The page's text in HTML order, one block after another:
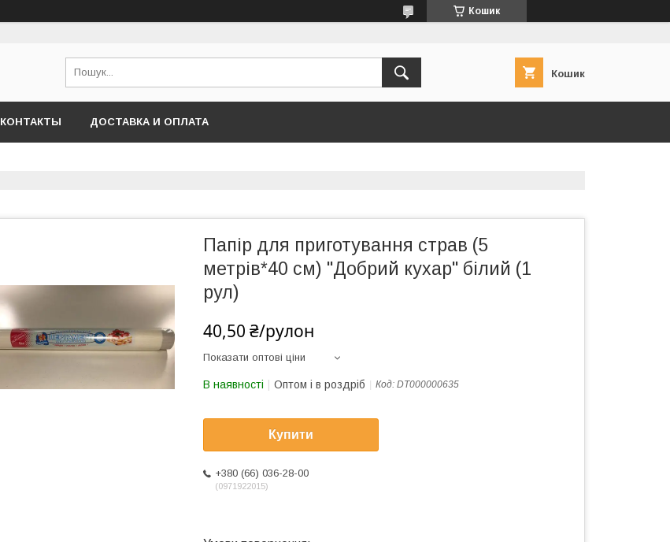
Кошик
Кошик
КОНТАКТЫ ДОСТАВКА И ОПЛАТА
Папір для приготування страв (5
метрів*40 см) "Добрий кухар" білий (1
рул)
40,50 ₴/рулон
Показати оптові ціни
В наявності Оптом і в роздріб Код: DT000000635
Купити
+380 (66) 036-28-00
0971922015